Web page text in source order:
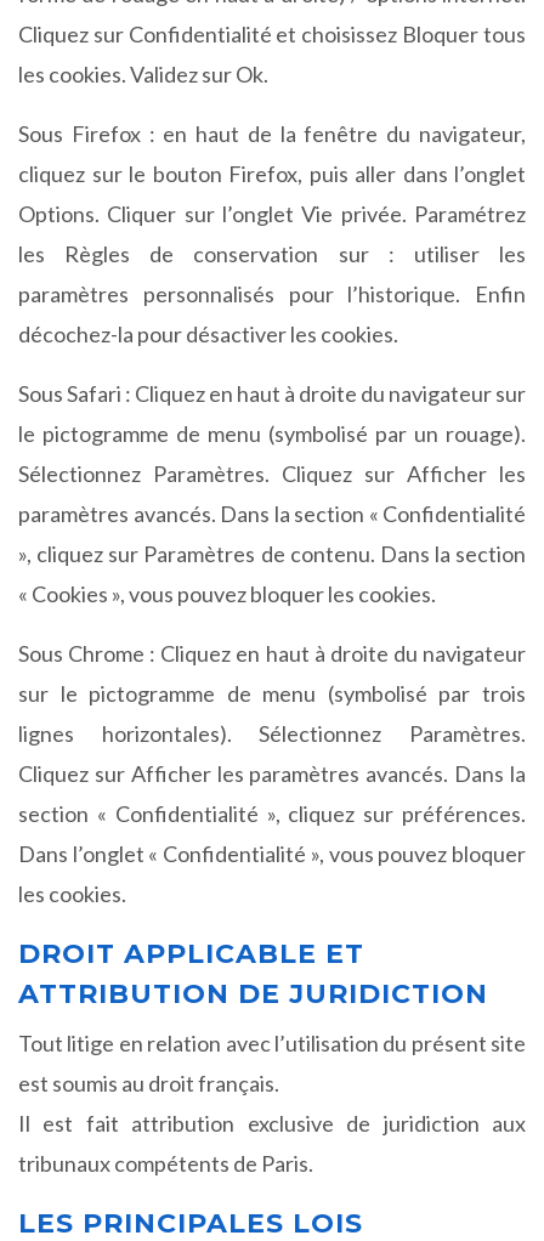
Cliquez sur Confidentialité et choisissez Bloquer tous
les cookies. Validez sur Ok.
Sous Firefox : en haut de la fenêtre du navigateur,
cliquez sur le bouton Firefox, puis aller dans l’onglet
Options. Cliquer sur l’onglet Vie privée. Paramétrez
les Règles de conservation sur : utiliser les
paramètres personnalisés pour l’historique. Enfin
décochez-la pour désactiver les cookies.
Sous Safari : Cliquez en haut à droite du navigateur sur
le pictogramme de menu (symbolisé par un rouage).
Sélectionnez Paramètres. Cliquez sur Afficher les
paramètres avancés. Dans la section « Confidentialité
», cliquez sur Paramètres de contenu. Dans la section
« Cookies », vous pouvez bloquer les cookies.
Sous Chrome : Cliquez en haut à droite du navigateur
sur le pictogramme de menu (symbolisé par trois
lignes horizontales). Sélectionnez Paramètres.
Cliquez sur Afficher les paramètres avancés. Dans la
section « Confidentialité », cliquez sur préférences.
Dans l’onglet « Confidentialité », vous pouvez bloquer
les cookies.
DROIT APPLICABLE ET
ATTRIBUTION DE JURIDICTION
Tout litige en relation avec l’utilisation du présent site
est soumis au droit français.
Il est fait attribution exclusive de juridiction aux
tribunaux compétents de Paris.
LES PRINCIPALES LOIS